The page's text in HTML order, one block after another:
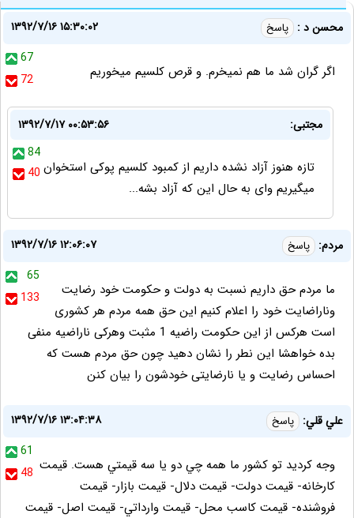
محسن د : پاسخ
۱۳۹۲/۷/۱۶ ۱۵:۳۰:۰۲
67
72
اگر گران شد ما هم نمیخرم. و قرص کلسیم میخوریم
مجتبی:
۱۳۹۲/۷/۱۷ ۰۰:۵۳:۵۶
84
40 تازه هنوز آزاد نشده داریم از کمبود کلسیم پوکی استخوان
میگیریم وای به حال این که آزاد بشه...
مردم: پاسخ
۱۳۹۲/۷/۱۶ ۱۲:۰۶:۰۷
65
133
ما مردم حق داریم نسبت به دولت و حکومت خود رضایت
وناراضایت خود را اعلام کنیم این حق همه مردم هر کشوری
است هرکس از این حکومت راضیه 1 مثبت وهرکی ناراضیه منفی
بده خواهشا این نطر را نشان دهید چون حق مردم هست که
احساس رضایت و یا نارضایتی خودشون را بیان کنن
علي قلي: پاسخ
۱۳۹۲/۷/۱۶ ۱۳:۰۴:۳۸
61
48 وجه كرديد تو كشور ما همه چي دو يا سه قيمتي هست. قيمت
كارخانه- قيمت دولت- قيمت دلال- قيمت بازار- قيمت
فروشنده- قيمت كاسب محل- قيمت وارداتي- قيمت اصل- قيمت